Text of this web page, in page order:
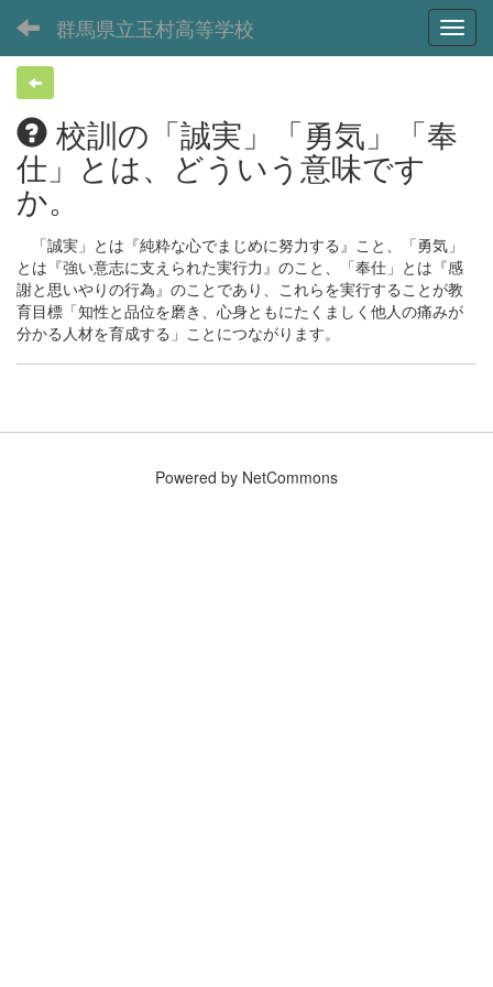
群馬県立玉村高等学校
校訓の「誠実」「勇気」「奉
仕」とは、どういう意味です
か。
「誠実」とは『純粋な心でまじめに努力する』こと、「勇気」
とは『強い意志に支えられた実行力』のこと、「奉仕」とは『感
謝と思いやりの行為』のことであり、これらを実行することが教
育目標「知性と品位を磨き、心身ともにたくましく他人の痛みが
分かる人材を育成する」ことにつながります。
Powered by NetCommons